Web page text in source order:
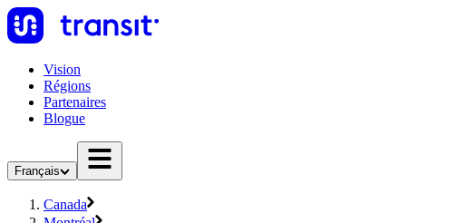
Vision
Régions
Partenaires
Blogue
Français
Canada